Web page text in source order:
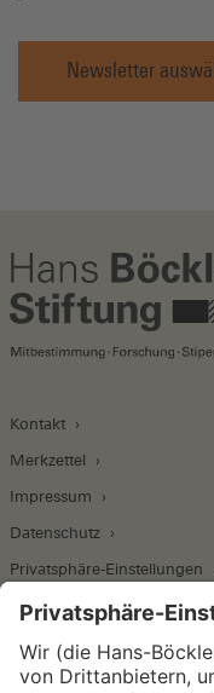
Newsletter
Kontakt
Merkzettel
Impressum
Datenschutz
Privatsphäre-Einstellungen